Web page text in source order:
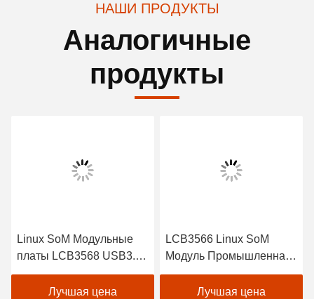
НАШИ ПРОДУКТЫ
Аналогичные
продукты
LCB3566 Linux SoM
Модуль Промышленная
система на модуле с 1 *
USB3.0 HOST 3 * USB2.0
Лучшая цена
LCB3399 Linux SoM
RK3399 Модуль с
интерфейсом камеры
Dual MIPI-CSI 4 Lane
Лучшая цена